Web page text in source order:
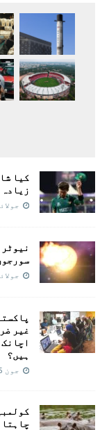
کیا
جولائی 22,
جولائی 22,
غیر
ہیں؟
جون 15, 2022
چاہتا